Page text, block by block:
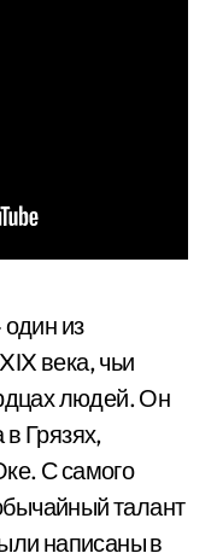
из
века, чьи
людей. Он
Грязях,
С самого
талант
написаны в